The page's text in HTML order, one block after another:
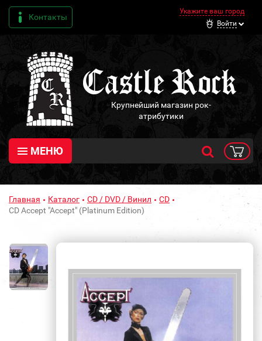
Контакты
Укажите ваш город
Войти
Крупнейший магазин рок-
атрибутики
МЕНЮ
Главная Каталог CD / DVD / Винил
CD
CD Accept "Accept" (Platinum Edition)